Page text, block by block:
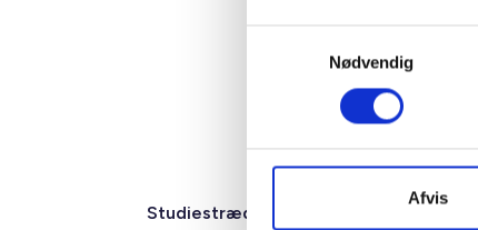
Nødvendig
Afvis
Studiestræde 50,